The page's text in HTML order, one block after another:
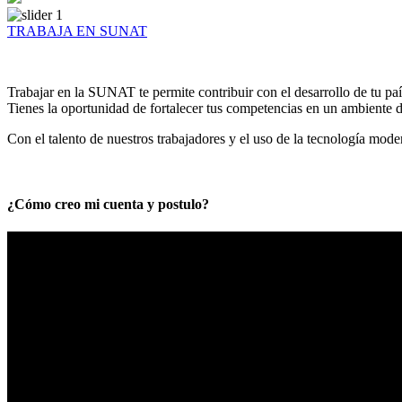
TRABAJA EN SUNAT
Trabajar en la SUNAT te permite contribuir con el desarrollo de tu
Tienes la oportunidad de fortalecer tus competencias en un ambiente
Con el talento de nuestros trabajadores y el uso de la tecnología
¿Cómo creo mi cuenta y postulo?